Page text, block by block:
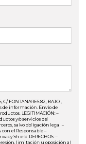
C/ FONTANARES 82, BAJO ,
de información. Envío de
LEGITIMACIÓN: –
y/o servicios del
salvo obligación legal –
el Responsable –
Shield DERECHOS: –
limitación u oposición al